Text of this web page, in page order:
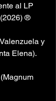
al LP
®
y
Elena).